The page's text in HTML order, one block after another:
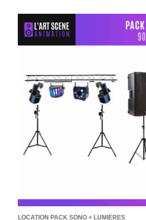
LOCATION PACK SONO + LUMIÈRES